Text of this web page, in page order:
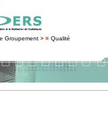
Groupement > Qualité